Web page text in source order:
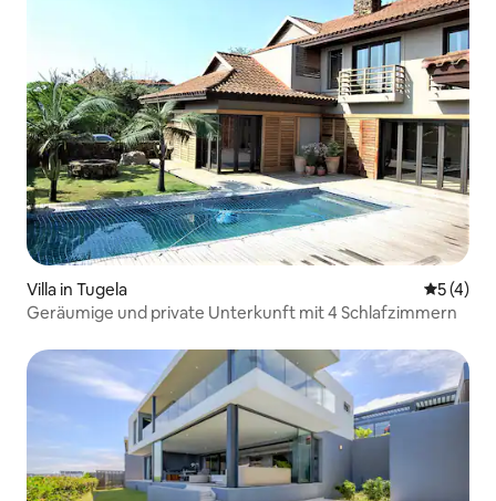
Villa in Tugela
5 (4)
Geräumige und private Unterkunft mit 4 Schlafzimmern